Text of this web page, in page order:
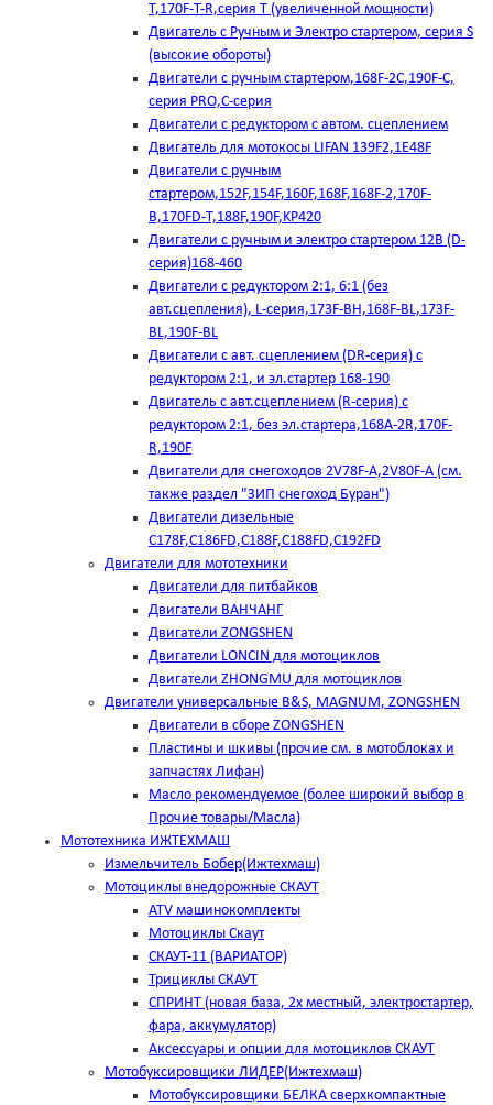
T,170F-T-R,серия Т (увеличенной мощности)
Двигатель с Ручным и Электро стартером, серия S
(высокие обороты)
Двигатели с ручным стартером,168F-2C,190F-C,
серия PRO,C-серия
Двигатели с редуктором с автом. сцеплением
Двигатель для мотокосы LIFAN 139F2,1E48F
Двигатели с ручным
стартером,152F,154F,160F,168F,168F-2,170F-
B,170FD-T,188F,190F,KP420
Двигатели с ручным и электро стартером 12В (D-
серия)168-460
Двигатели с редуктором 2:1, 6:1 (без
авт.сцепления), L-серия,173F-BH,168F-BL,173F-
BL,190F-BL
Двигатели с авт. сцеплением (DR-серия) с
редуктором 2:1, и эл.стартер 168-190
Двигатель с авт.сцеплением (R-серия) с
редуктором 2:1, без эл.стартера,168А-2R,170F-
R,190F
Двигатели для снегоходов 2V78F-A,2V80F-A (см.
также раздел "ЗИП снегоход Буран")
Двигатели дизельные
C178F,С186FD,C188F,C188FD,C192FD
Двигатели для мототехники
Двигатели для питбайков
Двигатели ВАНЧАНГ
Двигатели ZONGSHEN
Двигатели LONCIN для мотоциклов
Двигатели ZHONGMU для мотоциклов
Двигатели универсальные B&S, MAGNUM, ZONGSHEN
Двигатели в сборе ZONGSHEN
Пластины и шкивы (прочие см. в мотоблоках и
запчастях Лифан)
Масло рекомендуемое (более широкий выбор в
Прочие товары/Масла)
Мототехника ИЖТЕХМАШ
Измельчитель Бобер(Ижтехмаш)
Мотоциклы внедорожные СКАУТ
ATV машинокомплекты
Мотоциклы Скаут
СКАУТ-11 (ВАРИАТОР)
Трициклы СКАУТ
СПРИНТ (новая база, 2х местный, электростартер,
фара, аккумулятор)
Аксессуары и опции для мотоциклов СКАУТ
Мотобуксировщики ЛИДЕР(Ижтехмаш)
Мотобуксировщики БЕЛКА сверхкомпактные